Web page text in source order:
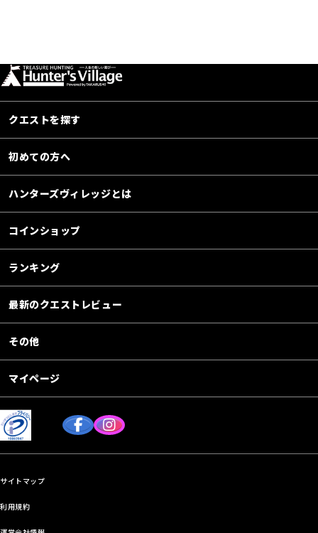
クエストを探す
初めての方へ
ハンターズヴィレッジとは
コインショップ
ランキング
最新のクエストレビュー
その他
マイページ
サイトマップ
利用規約